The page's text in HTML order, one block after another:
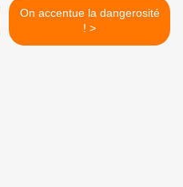
On accentue la dangerosité
! >